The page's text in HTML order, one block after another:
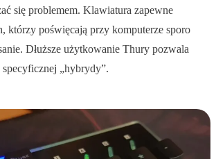
się problemem. Klawiatura zapewne
którzy poświęcają przy komputerze sporo
Dłuższe użytkowanie Thury pozwala
„hybrydy”.